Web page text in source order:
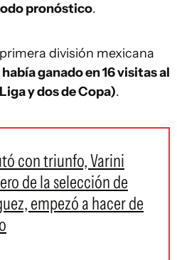
pronóstico.
división mexicana
ganado en 16 visitas al
y dos de Copa).
con triunfo, Varini
de la selección de
empezó a hacer de